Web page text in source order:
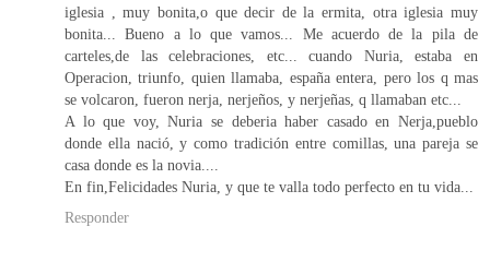
iglesia , muy bonita,o que decir de la ermita, otra iglesia muy
bonita... Bueno a lo que vamos... Me acuerdo de la pila de
carteles,de las celebraciones, etc... cuando Nuria, estaba en
Operacion, triunfo, quien llamaba, españa entera, pero los q mas
se volcaron, fueron nerja, nerjeños, y nerjeñas, q llamaban etc...
A lo que voy, Nuria se deberia haber casado en Nerja,pueblo
donde ella nació, y como tradición entre comillas, una pareja se
casa donde es la novia....
En fin,Felicidades Nuria, y que te valla todo perfecto en tu vida...
Responder